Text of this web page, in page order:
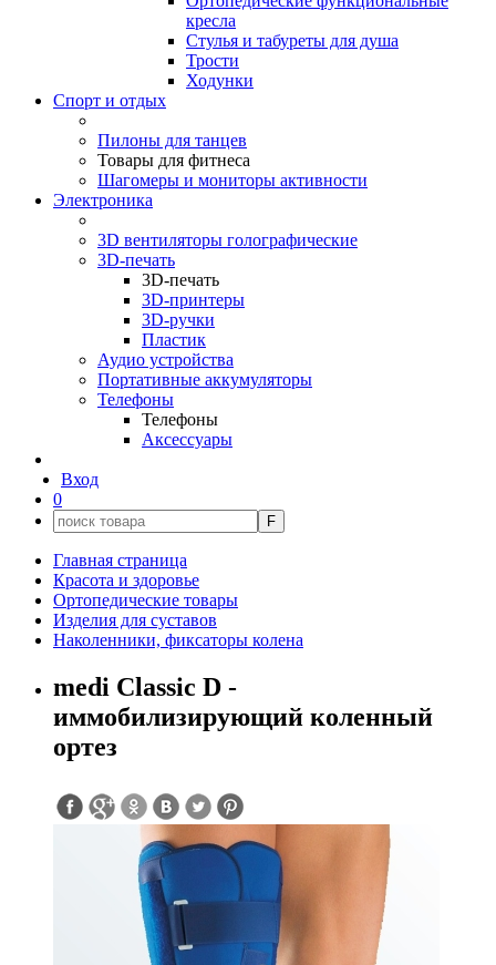
кресла
Стулья и табуреты для душа
Трости
Ходунки
Спорт и отдых
Пилоны для танцев
Товары для фитнеса
Шагомеры и мониторы активности
Электроника
3D вентиляторы голографические
3D-печать
3D-печать
3D-принтеры
3D-ручки
Пластик
Аудио устройства
Портативные аккумуляторы
Телефоны
Телефоны
Аксессуары
Вход
0
F
Главная страница
Красота и здоровье
Ортопедические товары
Изделия для суставов
Наколенники, фиксаторы колена
medi Classic D -
иммобилизирующий коленный
ортез